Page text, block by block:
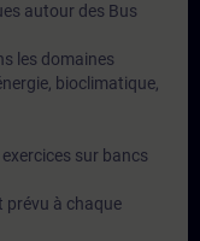
autour des Bus
les domaines
bioclimatique,
sur bancs
prévu à chaque